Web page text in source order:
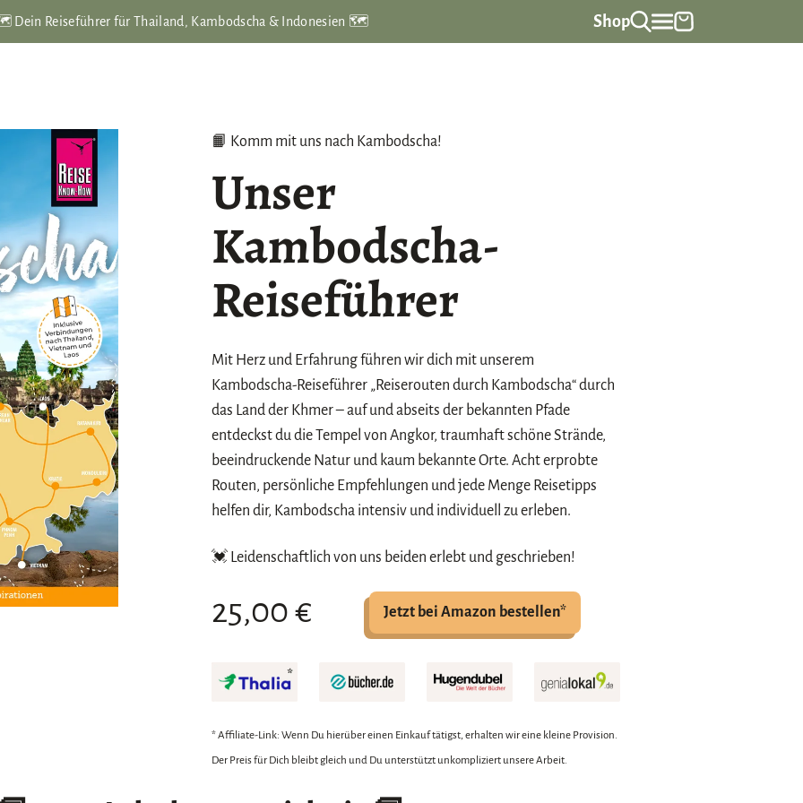
Dein Reiseführer für Thailand, Kambodscha & Indonesien 🗺️ Shop
📙 Komm mit uns nach Kambodscha!
Unser
Kambodscha-
Reiseführer
Mit Herz und Erfahrung führen wir dich mit unserem
Kambodscha-Reiseführer „Reiserouten durch Kambodscha“ durch
das Land der Khmer – auf und abseits der bekannten Pfade
entdeckst du die Tempel von Angkor, traumhaft schöne Strände,
beeindruckende Natur und kaum bekannte Orte. Acht erprobte
Routen, persönliche Empfehlungen und jede Menge Reisetipps
helfen dir, Kambodscha intensiv und individuell zu erleben.
💓 Leidenschaftlich von uns beiden erlebt und geschrieben!
25,00 € Jetzt bei Amazon bestellen*
* Affiliate-Link: Wenn Du hierüber einen Einkauf tätigst, erhalten wir eine kleine Provision.
Der Preis für Dich bleibt gleich und Du unterstützt unkompliziert unsere Arbeit.